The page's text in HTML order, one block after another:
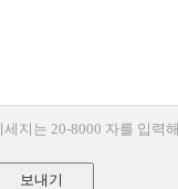
세지는 20-8000 자를 입력
보내기